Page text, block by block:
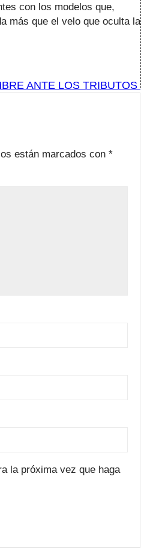
con los modelos que,
más que el velo que oculta la
ANTE LOS TRIBUTOS
están marcados con *
la próxima vez que haga